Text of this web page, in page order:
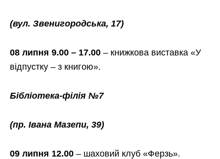
(вул. Звенигородська, 17)
08 липня 9.00 – 17.00 – книжкова виставка «У
відпустку – з книгою».
Бібліотека-філія №7
(пр. Івана Мазепи, 39)
09 липня 12.00 – шаховий клуб «Ферзь».